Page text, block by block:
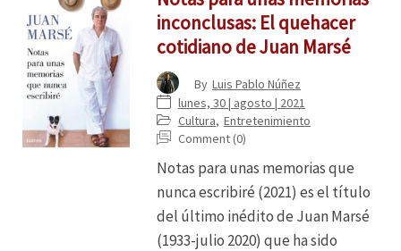
inconclusas: El quehacer
cotidiano de Juan Marsé
By Luis Pablo Núñez
lunes, 30 | agosto | 2021
Cultura, Entretenimiento
Comment (0)
Notas para unas memorias que
nunca escribiré (2021) es el título
del último inédito de Juan Marsé
(1933-julio 2020) que ha sido